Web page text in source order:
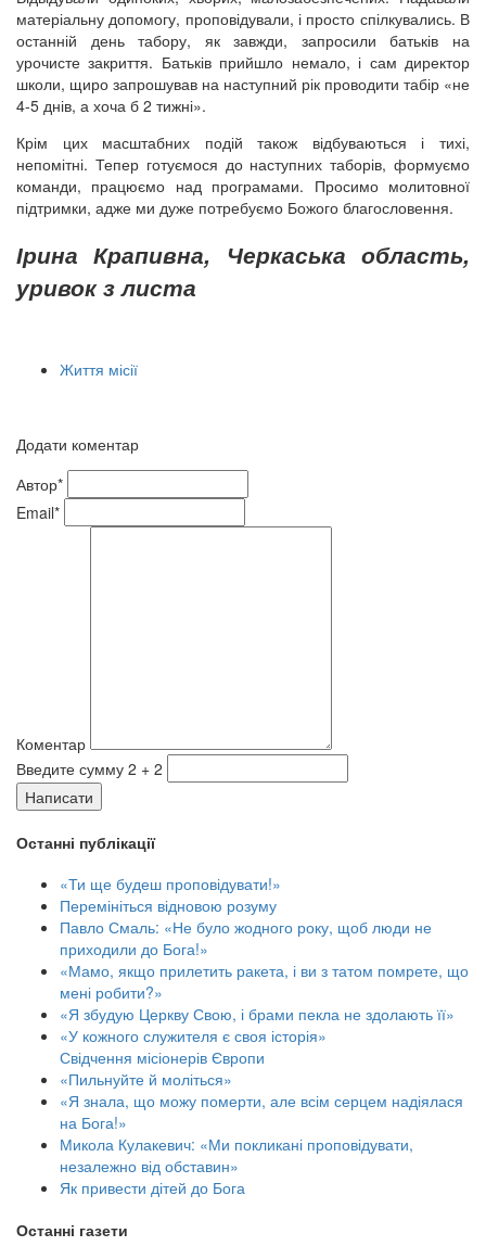
матеріальну допомогу, проповідували, і просто спілкувались. В
останній день табору, як завжди, запросили батьків на
урочисте закриття. Батьків прийшло немало, і сам директор
школи, щиро запрошував на наступний рік проводити табір «не
4-5 днів, а хоча б 2 тижні».
Крім цих масштабних подій також відбуваються і тихі,
непомітні. Тепер готуємося до наступних таборів, формуємо
команди, працюємо над програмами. Просимо молитовної
підтримки, адже ми дуже потребуємо Божого благословення.
Ірина Крапивна, Черкаська область,
уривок з листа
Життя місії
Додати коментар
Автор*
Email*
Коментар
Введите сумму 2 + 2
Написати
Останні публікації
«Ти ще будеш проповідувати!»
Перемініться відновою розуму
Павло Смаль: «Не було жодного року, щоб люди не
приходили до Бога!»
«Мамо, якщо прилетить ракета, і ви з татом помрете, що
мені робити?»
«Я збудую Церкву Свою, і брами пекла не здолають її»
«У кожного служителя є своя історія»
Свідчення місіонерів Європи
«Пильнуйте й моліться»
«Я знала, що можу померти, але всім серцем надіялася
на Бога!»
Микола Кулакевич: «Ми покликані проповідувати,
незалежно від обставин»
Як привести дітей до Бога
Останні газети